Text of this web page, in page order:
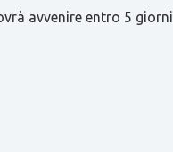
avvenire entro 5 giorni